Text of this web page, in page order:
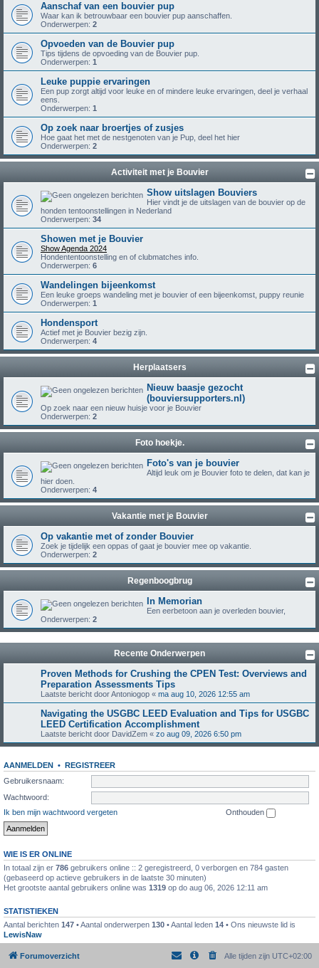
Aanschaf van een bouvier pup
Waar kan ik betrouwbaar een bouvier pup aanschaffen.
Onderwerpen: 2
Opvoeden van de Bouvier pup
Tips tijdens de opvoeding van de Bouvier pup.
Onderwerpen: 1
Leuke puppie ervaringen
Een pup zorgt altijd voor leuke en of mindere leuke ervaringen, deel je verhaal
eens.
Onderwerpen: 1
Op zoek naar broertjes of zusjes
Hoe gaat het met de nestgenoten van je Pup, deel het hier
Onderwerpen: 2
Activiteit met je Bouvier
Show uitslagen Bouviers
Hier vindt je de uitslagen van de bouvier op de
honden tentoonstellingen in Nederland
Onderwerpen: 34
Showen met je Bouvier
Show Agenda 2024
Hondententoonstelling en of clubmatches info.
Onderwerpen: 6
Wandelingen bijeenkomst
Een leuke groeps wandeling met je bouvier of een bijeenkomst, puppy reunie
Onderwerpen: 1
Hondensport
Actief met je Bouvier bezig zijn.
Onderwerpen: 4
Herplaatsers
Nieuw baasje gezocht
(bouviersupporters.nl)
Op zoek naar een nieuw huisje voor je Bouvier
Onderwerpen: 2
Foto hoekje.
Foto's van je bouvier
Altijd leuk om je Bouvier foto te delen, dat kan je
hier doen.
Onderwerpen: 4
Vakantie met je Bouvier
Op vakantie met of zonder Bouvier
Zoek je tijdelijk een oppas of gaat je bouvier mee op vakantie.
Onderwerpen: 2
Regenboogbrug
In Memorian
Een eerbetoon aan je overleden bouvier,
Onderwerpen: 2
Recente Onderwerpen
Proven Methods for Crushing the CPEN Test: Overviews and
Preparation Assessments Tips
Laatste bericht doorAntoniogop « ma aug 10, 2026 12:55 am
Navigating the USGBC LEED Evaluation and Tips for USGBC
LEED Certification Accomplishment
Laatste bericht door DavidZem « zo aug 09, 2026 6:50 pm
AANMELDEN • REGISTREER
Gebruikersnaam:
Wachtwoord:
Ik ben mijn wachtwoord vergeten
Onthouden
WIE IS ER ONLINE
In totaal zijn er 786 gebruikers online :: 2 geregistreerd, 0 verborgen en 784 gasten
(gebaseerd op actieve gebruikers in de laatste 30 minuten)
Het grootste aantal gebruikers online was 1319 op do aug 06, 2026 12:11 am
STATISTIEKEN
Aantal berichten 147 • Aantal onderwerpen 130 • Aantal leden 14 • Ons nieuwste lid is
LewisNaw
Forumoverzicht Alle tijden zijn UTC+02:00